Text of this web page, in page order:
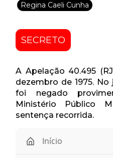
Regina Caeli Cunha
SECRETO
A Apelação 40.495
dezembro de 1975.
foi negado
Ministério Público
sentença recorrida.
Início